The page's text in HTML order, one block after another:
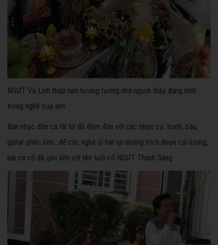
NSƯT Vũ Linh thắp nén hương tưởng nhớ người thầy đáng kính
trong nghề của anh
Ban nhạc đờn ca tài tử đã đệm đờn với các nhạc cụ: tranh, bầu,
guitar phím lõm…để các nghệ sĩ hát lại những trích đoạn cải lương,
bài ca cổ đã gắn liền với tên tuổi cố NSƯT Thanh Sang.